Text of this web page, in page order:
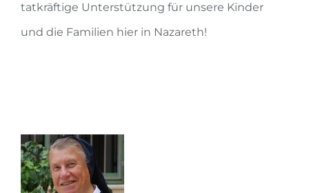
tatkräftige Unterstützung für unsere Kinder
und die Familien hier in Nazareth!